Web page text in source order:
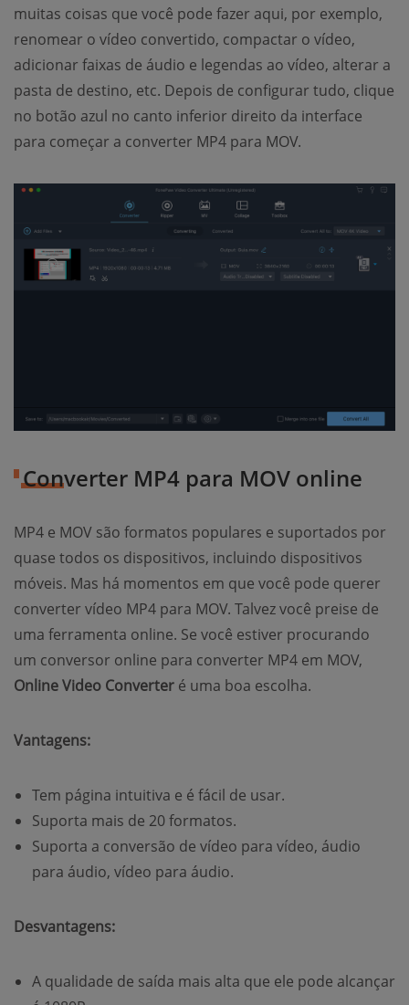
muitas coisas que você pode fazer aqui, por exemplo,
renomear o vídeo convertido, compactar o vídeo,
adicionar faixas de áudio e legendas ao vídeo, alterar a
pasta de destino, etc. Depois de configurar tudo, clique
no botão azul no canto inferior direito da interface
para começar a converter MP4 para MOV.
Converter MP4 para MOV online
MP4 e MOV são formatos populares e suportados por
quase todos os dispositivos, incluindo dispositivos
móveis. Mas há momentos em que você pode querer
converter vídeo MP4 para MOV. Talvez você preise de
uma ferramenta online. Se você estiver procurando
um conversor online para converter MP4 em MOV,
Online Video Converter é uma boa escolha.
Vantagens:
Tem página intuitiva e é fácil de usar.
Suporta mais de 20 formatos.
Suporta a conversão de vídeo para vídeo, áudio
para áudio, vídeo para áudio.
Desvantagens:
A qualidade de saída mais alta que ele pode alcançar